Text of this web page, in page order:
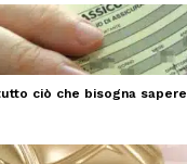
ciò che bisogna sapere